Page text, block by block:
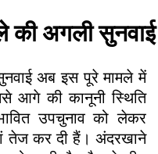
की अगली सुनवाई
अब इस पूरे मामले में
आगे की कानूनी स्थिति
उपचुनाव को लेकर
तेज कर दी हैं। अंदरखाने